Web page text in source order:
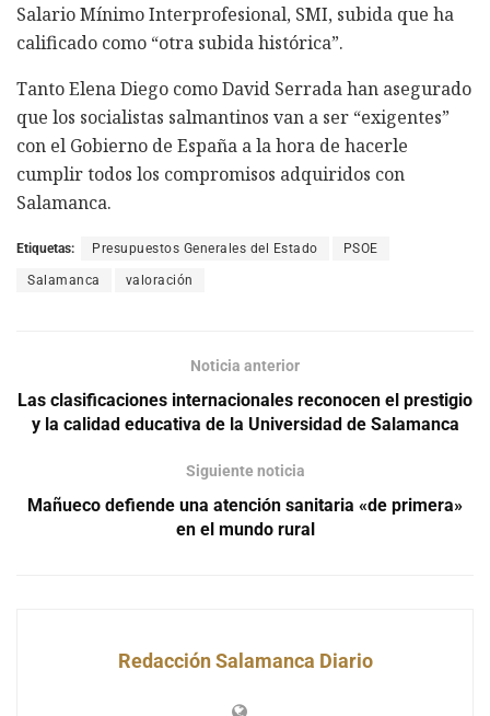
Salario Mínimo Interprofesional, SMI, subida que ha
calificado como “otra subida histórica”.
Tanto Elena Diego como David Serrada han asegurado
que los socialistas salmantinos van a ser “exigentes”
con el Gobierno de España a la hora de hacerle
cumplir todos los compromisos adquiridos con
Salamanca.
Etiquetas: Presupuestos Generales del Estado PSOE
Salamanca valoración
Noticia anterior
Las clasificaciones internacionales reconocen el prestigio
y la calidad educativa de la Universidad de Salamanca
Siguiente noticia
Mañueco defiende una atención sanitaria «de primera»
en el mundo rural
Redacción Salamanca Diario